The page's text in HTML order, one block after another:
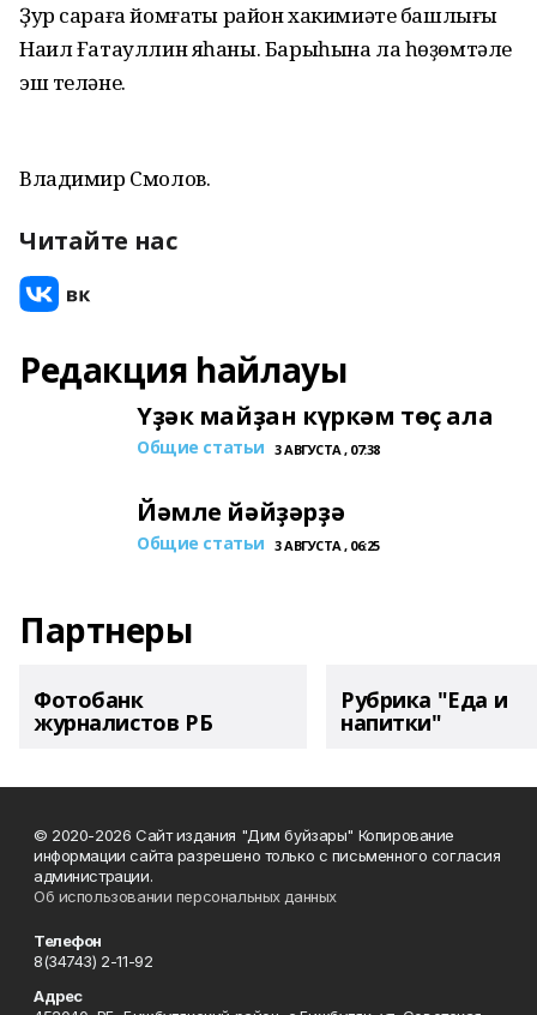
Ҙур сараға йомғаҡты район хакимиәте башлығы
Наил Ғатауллин яһаны. Барыһына ла һөҙөмтәле
эш теләне.
Владимир Смолов.
Читайте нас
Редакция һайлауы
Үҙәк майҙан күркәм төҫ ала
Общие статьи 3 АВГУСТА , 07:38
Йәмле йәйҙәрҙә
Общие статьи 3 АВГУСТА , 06:25
Партнеры
Фотобанк
журналистов РБ
Рубрика "Еда и
напитки"
© 2020-2026 Сайт издания "Дим буйзары" Копирование
информации сайта разрешено только с письменного согласия
администрации.
Об использовании персональных данных
Телефон
8(34743) 2-11-92
Адрес